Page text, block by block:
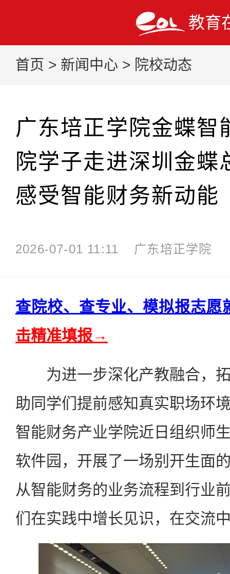
教育
首页 > 新闻中心 > 院校动态
广东培正学院金蝶智
院学子走进深圳金蝶
感受智能财务新动能
2026-07-01 11:11 广东培正学院
查院校、查专业、模拟报志
击精准填报→
为进一步深化产教融合，拓
助同学们提前感知真实职场环
智能财务产业学院近日组织师
软件园，开展了一场别开生面
从智能财务的业务流程到行业
们在实践中增长见识，在交流